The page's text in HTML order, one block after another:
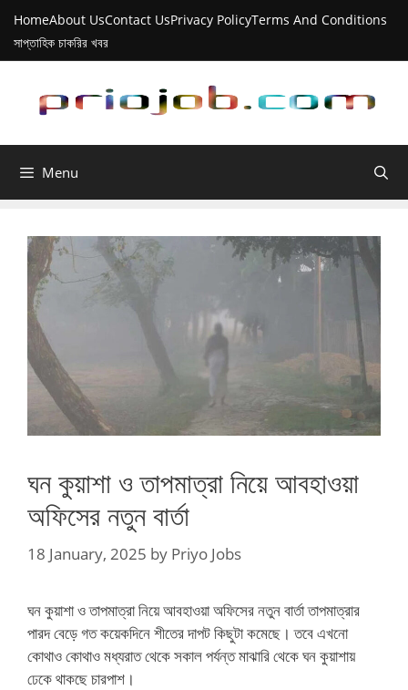
Skip
content
HomeAbout UsContact UsPrivacy PolicyTerms And Conditions
সাপ্তাহিক চাকরির খবর
Menu
ঘন কুয়াশা ও তাপমাত্রা নিয়ে আবহাওয়া
অফিসের নতুন বার্তা
18 January, 2025 by Priyo Jobs
ঘন কুয়াশা ও তাপমাত্রা নিয়ে আবহাওয়া অফিসের নতুন বার্তা তাপমাত্রার
পারদ বেড়ে গত কয়েকদিনে শীতের দাপট কিছুটা কমেছে। তবে এখনো
কোথাও কোথাও মধ্যরাত থেকে সকাল পর্যন্ত মাঝারি থেকে ঘন কুয়াশায়
ঢেকে থাকছে চারপাশ।